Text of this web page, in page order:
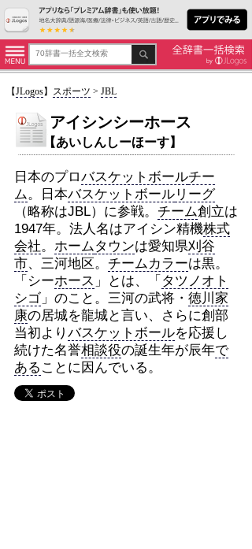
【JLogos】 スポーツ > JBL
アイシンシーホース
【あいしんしーほーす】
日本のプロバスケットボールチー
ム。日本バスケットボールリーグ
（略称はJBL）に参戦。 チーム創立は
1947年。法人名はアイシン精機株式
会社。 ホームタウンは愛知県刈谷
市、三河地区。 チームカラーは黒。
「シーホース 」とは、「 タツノオト
シゴ」のこと。三河の武将・ 徳川家
康の居城を龍城と言い、さらに創部
当初より バスケットボールを応援し
続けた名誉相談役の誕生年が辰年で
ある ことに因んでいる。